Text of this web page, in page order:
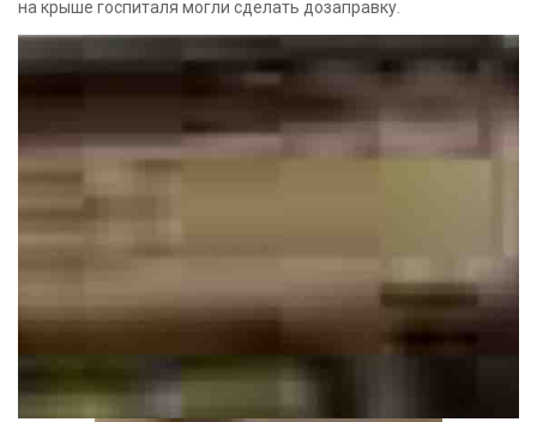
на крыше госпиталя могли сделать дозаправку.